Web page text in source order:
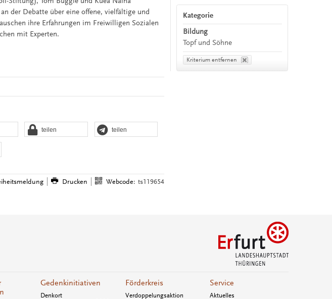
der Debatte über eine offene, vielfältige und
ihre Erfahrungen im Freiwilligen Sozialen
mit Experten.
teilen teilen
Drucken Webcode: ts119654
Kategorie
Bildung
Topf und Söhne
Kriterium entfernen
Gedenkinitiativen
Denkort
Förderkreis
Verdoppelungsaktion
Service
Aktuelles